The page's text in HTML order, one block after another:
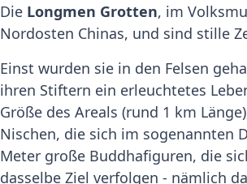
Die Longmen Grotten, im
Nordosten Chinas, und sind stille
Einst wurden sie in den Felsen
ihren Stiftern ein erleuchtetes
Größe des Areals (rund 1 km
Nischen, die sich im sogenannten
Meter große Buddhafiguren, die
dasselbe Ziel verfolgen - nämlich